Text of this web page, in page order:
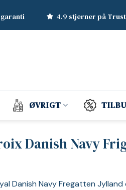
4.9 stjerner på
ØVRIGT
Danish Navy
Danish Navy Fregatten